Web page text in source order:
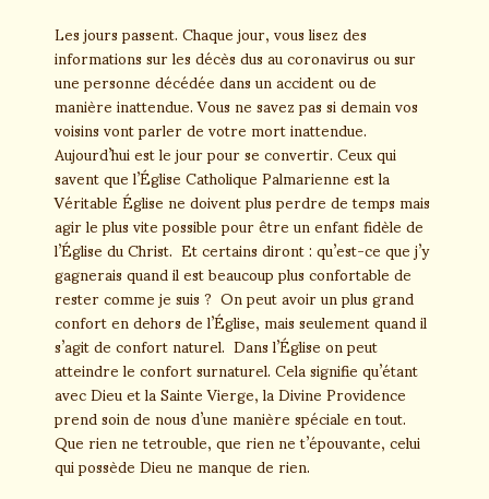
Les jours passent. Chaque jour, vous lisez des
informations sur les décès dus au coronavirus ou sur
une personne décédée dans un accident ou de
manière inattendue. Vous ne savez pas si demain vos
voisins vont parler de votre mort inattendue.
Aujourd’hui est le jour pour se convertir. Ceux qui
savent que l’Église Catholique Palmarienne est la
Véritable Église ne doivent plus perdre de temps mais
agir le plus vite possible pour être un enfant fidèle de
l’Église du Christ. Et certains diront : qu’est-ce que j’y
gagnerais quand il est beaucoup plus confortable de
rester comme je suis ? On peut avoir un plus grand
confort en dehors de l’Église, mais seulement quand il
s’agit de confort naturel. Dans l’Église on peut
atteindre le confort surnaturel. Cela signifie qu’étant
avec Dieu et la Sainte Vierge, la Divine Providence
prend soin de nous d’une manière spéciale en tout.
Que rien ne tetrouble, que rien ne t’épouvante, celui
qui possède Dieu ne manque de rien.